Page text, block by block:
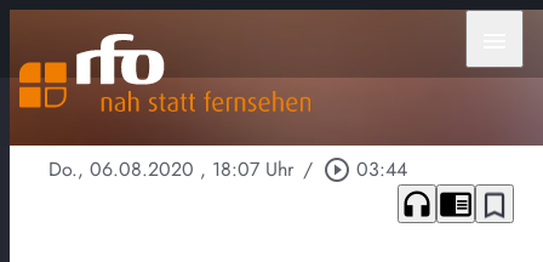
Do., 06.08.2020 , 18:07 Uhr / play_circle_outline 03:44
headphones chrome_reader_mode bookmark_border